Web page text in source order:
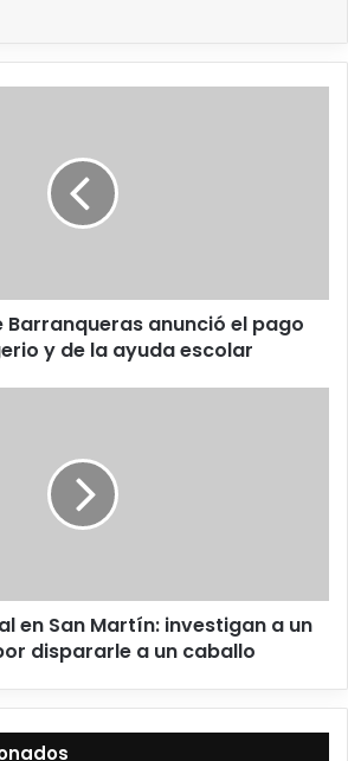
Barranqueras anunció el pago
y de la ayuda escolar
en San Martín: investigan a un
dispararle a un caballo